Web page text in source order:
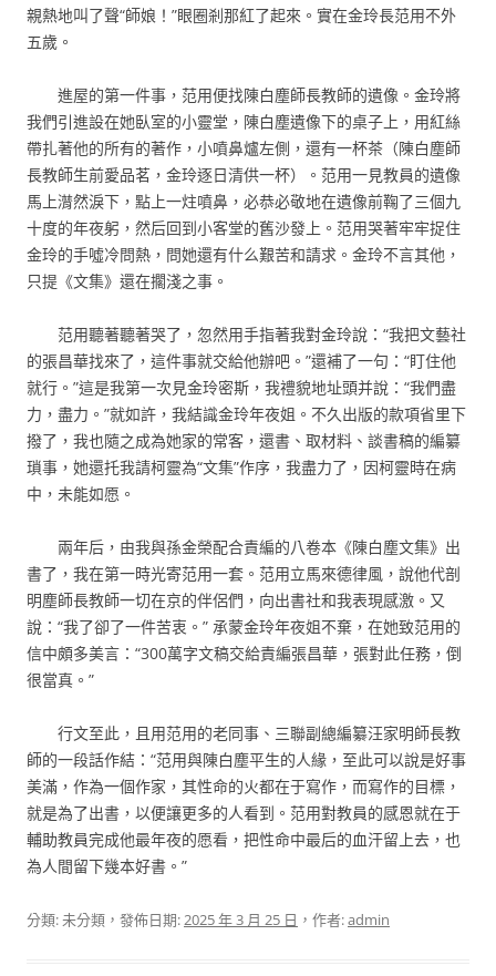
親熱地叫了聲“師娘！”眼圈剎那紅了起來。實在金玲長范用不外
五歲。
進屋的第一件事，范用便找陳白塵師長教師的遺像。金玲將
我們引進設在她臥室的小靈堂，陳白塵遺像下的桌子上，用紅絲
帶扎著他的所有的著作，小噴鼻爐左側，還有一杯茶（陳白塵師
長教師生前愛品茗，金玲逐日清供一杯）。范用一見教員的遺像
馬上潸然淚下，點上一炷噴鼻，必恭必敬地在遺像前鞠了三個九
十度的年夜躬，然后回到小客堂的舊沙發上。范用哭著牢牢捉住
金玲的手噓冷問熱，問她還有什么艱苦和請求。金玲不言其他，
只提《文集》還在擱淺之事。
范用聽著聽著哭了，忽然用手指著我對金玲說：“我把文藝社
的張昌華找來了，這件事就交給他辦吧。”還補了一句：“盯住他
就行。”這是我第一次見金玲密斯，我禮貌地址頭并說：“我們盡
力，盡力。”就如許，我結識金玲年夜姐。不久出版的款項省里下
撥了，我也隨之成為她家的常客，還書、取材料、談書稿的編纂
瑣事，她還托我請柯靈為“文集”作序，我盡力了，因柯靈時在病
中，未能如愿。
兩年后，由我與孫金榮配合責編的八卷本《陳白塵文集》出
書了，我在第一時光寄范用一套。范用立馬來德律風，說他代剖
明塵師長教師一切在京的伴侶們，向出書社和我表現感激。又
說：“我了卻了一件苦衷。” 承蒙金玲年夜姐不棄，在她致范用的
信中頗多美言：“300萬字文稿交給責編張昌華，張對此任務，倒
很當真。”
行文至此，且用范用的老同事、三聯副總編纂汪家明師長教
師的一段話作結：“范用與陳白塵平生的人緣，至此可以說是好事
美滿，作為一個作家，其性命的火都在于寫作，而寫作的目標，
就是為了出書，以便讓更多的人看到。范用對教員的感恩就在于
輔助教員完成他最年夜的愿看，把性命中最后的血汗留上去，也
為人間留下幾本好書。”
分類: 未分類，發佈日期:2025 年 3 月 25 日 ，作者:admin